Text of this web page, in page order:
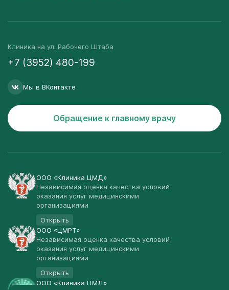
Клиника на ул. Рабочего Штаба
+7 (3952) 480-199
Мы в ВКонтакте
Обращение к главному врачу
ООО «Клиника ЦМД»
Независимая оценка качества условий
оказания услуг медицинскими
организациями
Открыть
ООО «ЦМРТ»
Независимая оценка качества условий
оказания услуг медицинскими
организациями
Открыть
ООО «Клиника ЦМД»